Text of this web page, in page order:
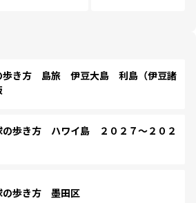
歩き方 島旅 伊豆大島 利島（伊豆諸
歩き方 ハワイ島 ２０２７～２０２
歩き方 墨田区